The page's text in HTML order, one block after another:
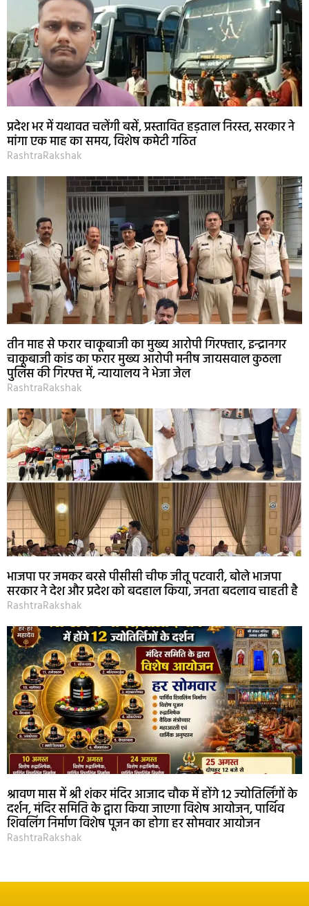
प्रदेश भर में यथावत चलेंगी बसें, प्रस्तावित हड़ताल निरस्त, सरकार ने
मांगा एक माह का समय, विशेष कमेटी गठित
RashtraRakshak
तीन माह से फरार चाकूबाजी का मुख्य आरोपी गिरफ्तार, इन्द्रानगर
चाकूबाजी कांड का फरार मुख्य आरोपी मनीष जायसवाल कुठला
पुलिस की गिरफ्त में, न्यायालय ने भेजा जेल
RashtraRakshak
भाजपा पर जमकर बरसे पीसीसी चीफ जीतू पटवारी, बोले भाजपा
सरकार ने देश और प्रदेश को बदहाल किया, जनता बदलाव चाहती है
RashtraRakshak
श्रावण मास में श्री शंकर मंदिर आजाद चौक में होंगे 12 ज्योतिर्लिंगों के
दर्शन, मंदिर समिति के द्वारा किया जाएगा विशेष आयोजन, पार्थिव
शिवलिंग निर्माण विशेष पूजन का होगा हर सोमवार आयोजन
RashtraRakshak